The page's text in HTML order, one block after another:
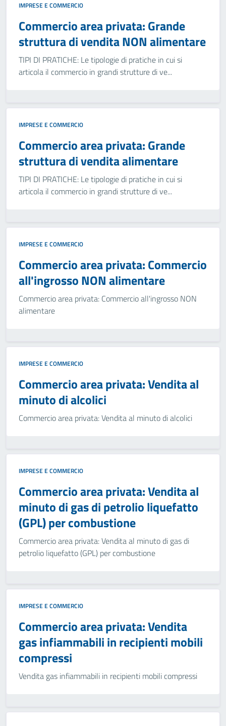
IMPRESE E COMMERCIO
Commercio area privata: Grande
struttura di vendita NON alimentare
TIPI DI PRATICHE: Le tipologie di pratiche in cui si
articola il commercio in grandi strutture di ve...
IMPRESE E COMMERCIO
Commercio area privata: Grande
struttura di vendita alimentare
TIPI DI PRATICHE: Le tipologie di pratiche in cui si
articola il commercio in grandi strutture di ve...
IMPRESE E COMMERCIO
Commercio area privata: Commercio
all'ingrosso NON alimentare
Commercio area privata: Commercio all'ingrosso NON
alimentare
IMPRESE E COMMERCIO
Commercio area privata: Vendita al
minuto di alcolici
Commercio area privata: Vendita al minuto di alcolici
IMPRESE E COMMERCIO
Commercio area privata: Vendita al
minuto di gas di petrolio liquefatto
(GPL) per combustione
Commercio area privata: Vendita al minuto di gas di
petrolio liquefatto (GPL) per combustione
IMPRESE E COMMERCIO
Commercio area privata: Vendita
gas infiammabili in recipienti mobili
compressi
Vendita gas infiammabili in recipienti mobili compressi